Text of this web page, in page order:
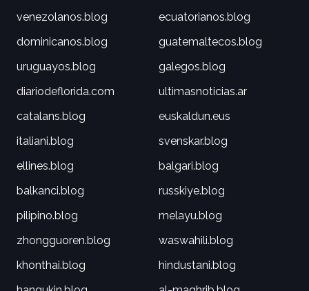
venezolanos.blog
ecuatorianos.blog
dominicanos.blog
guatemaltecos.blog
uruguayos.blog
galegos.blog
diariodeflorida.com
ultimasnoticias.ar
catalans.blog
euskaldun.eus
italiani.blog
svenskar.blog
ellines.blog
balgari.blog
balkanci.blog
russkiye.blog
pilipino.blog
melayu.blog
zhongguoren.blog
waswahili.blog
khonthai.blog
hindustani.blog